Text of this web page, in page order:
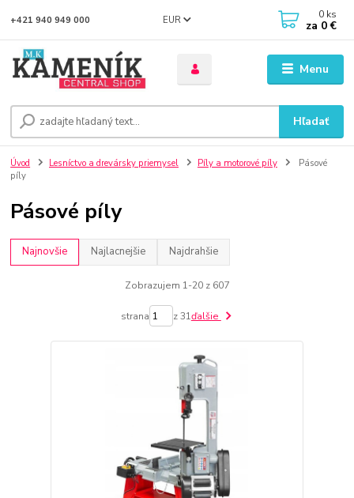
Menu
EUR
Hľadať
+421 940 949 000 0 ks
za 0 €
Úvod Lesníctvo a drevársky priemysel Píly a motorové píly
Pásové
píly
Pásové píly
Najnovšie Najlacnejšie Najdrahšie
Zobrazujem 1-20 z 607
strana z 31ďalšie